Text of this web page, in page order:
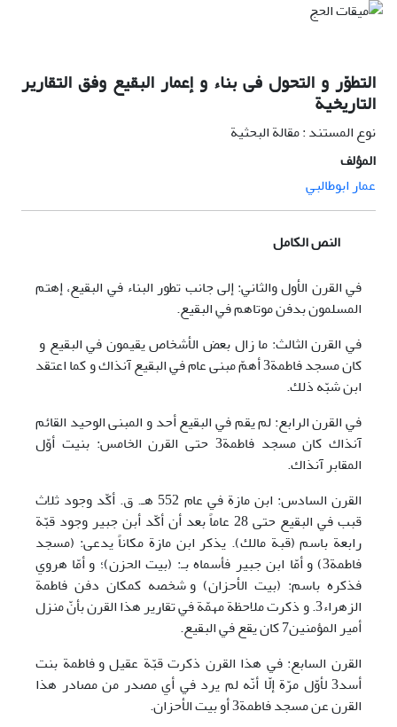
التطوّر و التحول فی بناء و إعمار البقيع وفق التقارير
التاريخية
نوع المستند : مقالة البحثية
المؤلف
عمار ابوطالبي
النص الكامل
في القرن الأول والثاني: إلى جانب تطور البناء في البقيع، إهتم
المسلمون بدفن موتاهم في البقيع.
في القرن الثالث: ما زال بعض الأشخاص يقيمون في البقيع و
كان مسجد فاطمة3 أهمّ مبنى عام في البقيع آنذاك و كما اعتقد
ابن شبّه ذلك.
في القرن الرابع: لم يقم في البقيع أحد و المبنى الوحيد القائم
آنذاك كان مسجد فاطمة3 حتى القرن الخامس: بنيت أوّل
المقابر آنذاك.
القرن السادس: ابن مازة في عام 552 هـ. ق. أكّد وجود ثلاث
قبب في البقيع حتى 28 عاماً بعد أن أكّد أبن جبير وجود قبّة
رابعة باسم (قبة مالك). يذكر ابن مازة مكاناً يدعى: (مسجد
فاطمة3) و أمّا ابن جبير فأسماه بـ: (بيت الحزن)؛ و أمّا هروي
فذكره باسم: (بيت الأحزان) و شخصه كمكان دفن فاطمة
الزهراء3. و ذكرت ملاحظة مهمّة في تقارير هذا القرن بأنّ منزل
أمير المؤمنين7 كان يقع في البقيع.
القرن السابع: في هذا القرن ذكرت قبّة عقيل و فاطمة بنت
أسد3 لأوّل مرّة إلّا أنّه لم يرد في أي مصدر من مصادر هذا
القرن عن مسجد فاطمة3 أو بيت الأحزان.